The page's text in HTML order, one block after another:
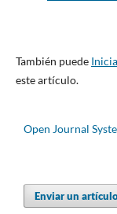
También puede
este artículo.
Open Journal
Enviar un